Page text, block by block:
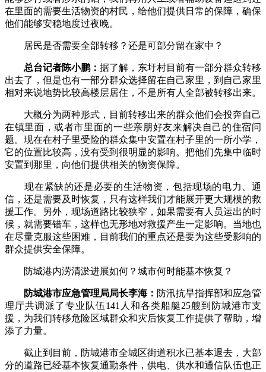
在里面的需要生活物资的村民，给他们提供日常的保障，确保
他们能够安稳地度过夜晚。
居民是否需要全部转移？还是可部分留在家中？
总台记者陈小鹏： 据了解，东圩村目前有一部分群众转移
出去了，但是也有一部分群众选择留在自己家里，到自己家里
相对来说地势比较高楼层居住，不是所有人全部被转移出来。
大概分为两种形式，目前转移出来的群众他们会投奔自己
在镇里面，或者市里面的一些亲朋好友来解决自己的住宿问
题。现在在村子里受险的群众集中安置在村子里的一所小学，
它的位置比较高，没有受到很明显的影响。把他们先集中临时
安置到那里，向他们提供相关的物资保障。
现在紧缺的还是必要的生活物资，包括现场的电力、通
信，还是需要及时恢复，只有这样我们才能展开更大规模的救
援工作。另外，现场道路比较狭窄，如果需要有人员运出的时
候，就需要错车，这样也无形地对救援产生一定影响。当地也
在尽量克服这些困难，目前我们的重点还是要为这些受影响的
群众提供安全保障。
防城港内涝清淤进展如何？城市何时能基本恢复？
防城港市应急管理局局长李海： 防汛抗旱指挥部和应急管
理厅共调派了专业队伍141人和各类船艇25艘到防城港市支
援，为我们转移危险区域群众和灾后恢复工作提供了帮助，增
添了力量。
截止到目前，防城港市全城区街道积水已基本退去，大部
分的道路已经基本恢复通勤条件，供电、供水和通信队伍也正